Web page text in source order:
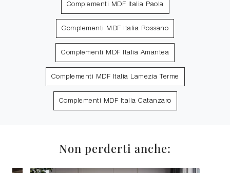
Complementi MDF Italia Paola
Complementi MDF Italia Rossano
Complementi MDF Italia Amantea
Complementi MDF Italia Lamezia Terme
Complementi MDF Italia Catanzaro
Non perderti anche: